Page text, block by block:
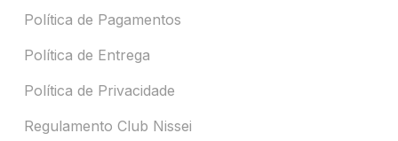
Política de Pagamentos
Política de Entrega
Política de Privacidade
Regulamento Club Nissei